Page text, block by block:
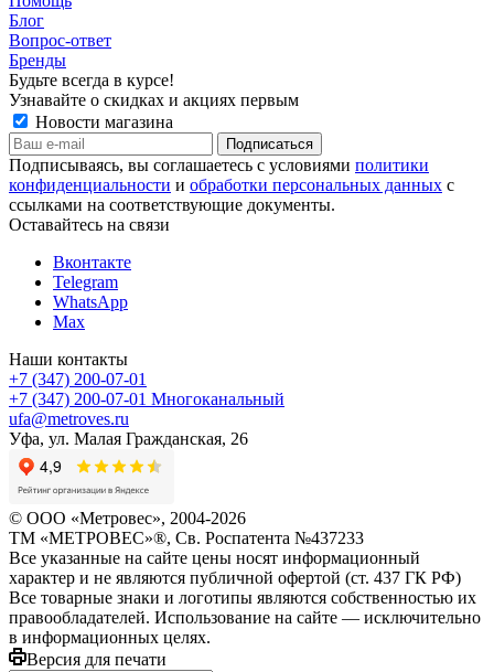
Блог
Вопрос-ответ
Бренды
Будьте всегда в курсе!
Узнавайте о скидках и акциях первым
Новости магазина
Подписываясь, вы соглашаетесь с условиями политики
конфиденциальности и обработки персональных данных с
ссылками на соответствующие документы.
Оставайтесь на связи
Вконтакте
Telegram
WhatsApp
Max
Наши контакты
+7 (347) 200-07-01
+7 (347) 200-07-01 Многоканальный
ufa@metroves.ru
Уфа, ул. Малая Гражданская, 26
© ООО «Метровес», 2004-2026
ТМ «МЕТРОВЕС»®, Св. Роспатента №4​3​7​2​3​3
Все указанные на сайте цены носят информационный
характер и не являются публичной офертой (ст. 437 ГК РФ)
Все товарные знаки и логотипы являются собственностью их
правообладателей. Использование на сайте — исключительно
в информационных целях.
Версия для печати